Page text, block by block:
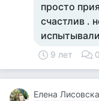
просто
счастлив .
9 лет 0
Елена